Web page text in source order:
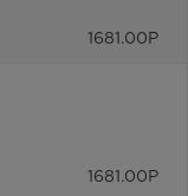
1681.00 Р
1681.00 Р